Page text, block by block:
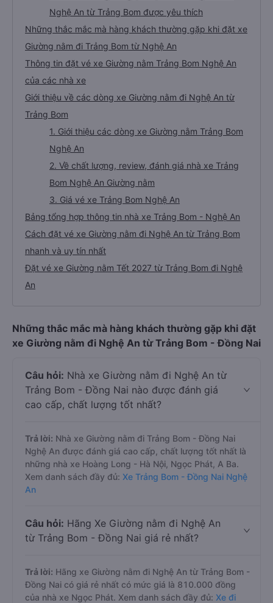
Nghệ An từ Trảng Bom được yêu thích
Những thắc mắc mà hàng khách thường gặp khi đặt xe
Giường nằm đi Trảng Bom từ Nghệ An
Thông tin đặt vé xe Giường nằm Trảng Bom Nghệ An
của các nhà xe
Giới thiệu về các dòng xe Giường nằm đi Nghệ An từ
Trảng Bom
1. Giới thiệu các dòng xe Giường nằm Trảng Bom
Nghệ An
2. Về chất lượng, review, đánh giá nhà xe Trảng
Bom Nghệ An Giường nằm
3. Giá vé xe Trảng Bom Nghệ An
Bảng tổng hợp thông tin nhà xe Trảng Bom - Nghệ An
Cách đặt vé xe Giường nằm đi Nghệ An từ Trảng Bom
nhanh và uy tín nhất
Đặt vé xe Giường nằm Tết 2027 từ Trảng Bom đi Nghệ
An
Những thắc mắc mà hàng khách thường gặp khi đặt
xe Giường nằm đi Nghệ An từ Trảng Bom - Đồng Nai
Câu hỏi: Nhà xe Giường nằm đi Nghệ An từ
Trảng Bom - Đồng Nai nào được đánh giá
cao cấp, chất lượng tốt nhất?
Trả lời: Nhà xe Giường nằm đi Trảng Bom - Đồng Nai
Nghệ An được đánh giá cao cấp, chất lượng tốt nhất là
những nhà xe Hoàng Long - Hà Nội, Ngọc Phát, A Ba.
Xem danh sách đầy đủ: Xe Trảng Bom - Đồng Nai Nghệ
An
Câu hỏi: Hãng Xe Giường nằm đi Nghệ An
từ Trảng Bom - Đồng Nai giá rẻ nhất?
Trả lời: Hãng xe Giường nằm đi Nghệ An từ Trảng Bom -
Đồng Nai có giá rẻ nhất có mức giá là 810.000 đồng
của nhà xe Ngọc Phát. Xem danh sách đầy đủ: Xe đi